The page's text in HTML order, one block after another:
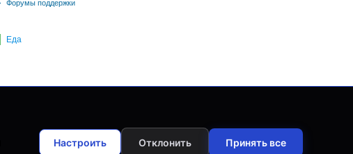
Форумы поддержки
Еда
Настроить Отклонить Принять все